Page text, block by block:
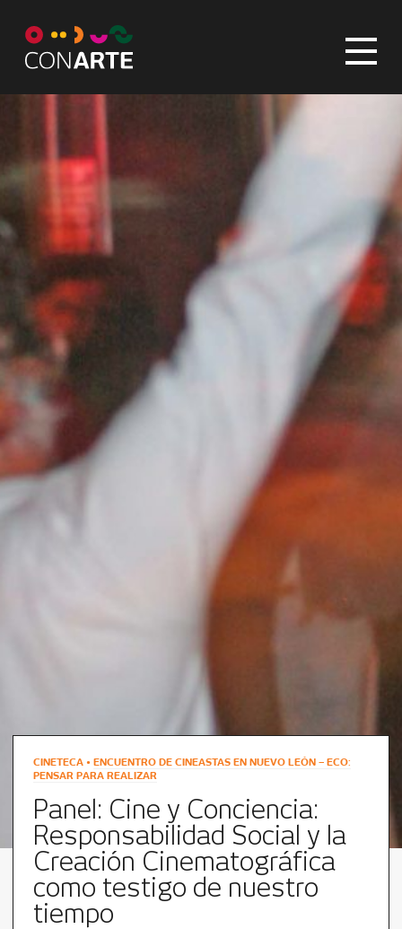
CINETECA •ENCUENTRO DE CINEASTAS EN NUEVO LEÓN – ECO:
PENSAR PARA REALIZAR
Panel: Cine y Conciencia:
Responsabilidad Social y la
Creación Cinematográfica
como testigo de nuestro
tiempo